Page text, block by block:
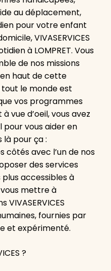
au déplacement,
pour votre enfant
VIVASERVICES
à LOMPRET. Vous
de nos missions
haut de cette
tout le monde est
vos programmes
vue d’oeil, vous avez
pour vous aider en
là pour ça :
côtés avec l’un de nos
des services
plus accessibles à
mettre à
fournies par
et expérimenté.
?